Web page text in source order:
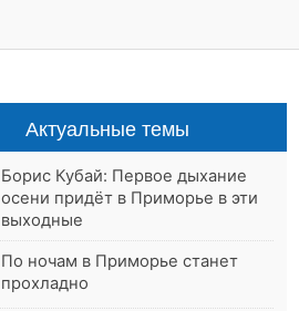
Актуальные темы
Борис Кубай: Первое дыхание
осени придёт в Приморье в эти
выходные
По ночам в Приморье станет
прохладно